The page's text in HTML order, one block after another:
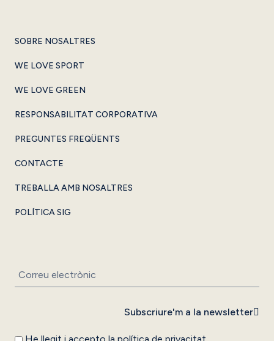
SOBRE NOSALTRES
WE LOVE SPORT
WE LOVE GREEN
RESPONSABILITAT CORPORATIVA
PREGUNTES FREQÜENTS
CONTACTE
TREBALLA AMB NOSALTRES
POLÍTICA SIG
Subscriure'm a la newsletter